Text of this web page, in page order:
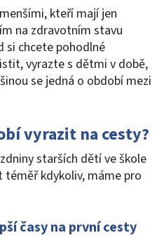
kteří mají jen
na zdravotním stavu
si chcete pohodlné
vyrazte s dětmi v době,
se jedná o období mezi
vyrazit na cesty?
starších dětí ve škole
kdykoliv, máme pro
časy na první cesty